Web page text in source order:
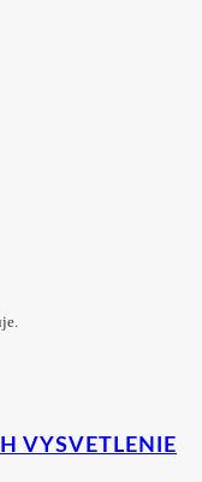
VYSVETLENIE